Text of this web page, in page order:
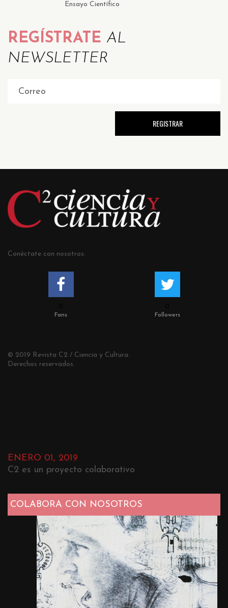
Ensayo Científico
REGÍSTRATE AL
NEWSLETTER
Conéctate con nosotros:
Fans Followers
© 2019 Revista C2 / Ciencia y Cultura.
Derechos reservados.
ENERO 01, 2019
C2 es un proyecto colaborativo
COLABORA CON NOSOTROS